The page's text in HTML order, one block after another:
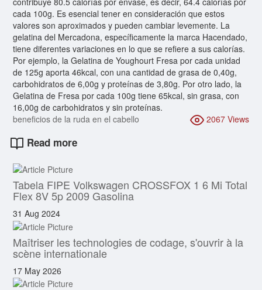
cada 100g. Es esencial tener en consideración que estos
valores son aproximados y pueden cambiar levemente. La
gelatina del Mercadona, específicamente la marca Hacendado,
tiene diferentes variaciones en lo que se refiere a sus calorías.
Por ejemplo, la Gelatina de Youghourt Fresa por cada unidad
de 125g aporta 46kcal, con una cantidad de grasa de 0,40g,
carbohidratos de 6,00g y proteínas de 3,80g. Por otro lado, la
Gelatina de Fresa por cada 100g tiene 65kcal, sin grasa, con
16,00g de carbohidratos y sin proteínas.
beneficios de la ruda en el cabello
2067 Views
Read more
Tabela FIPE Volkswagen CROSSFOX 1 6 Mi Total
Flex 8V 5p 2009 Gasolina
31 Aug 2024
Maîtriser les technologies de codage, s'ouvrir à la
scène internationale
17 May 2026